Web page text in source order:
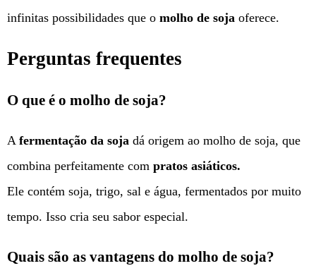
infinitas possibilidades que o molho de soja oferece.
Perguntas frequentes
O que é o molho de soja?
A fermentação da soja dá origem ao molho de soja, que
combina perfeitamente com pratos asiáticos.
Ele contém soja, trigo, sal e água, fermentados por muito
tempo. Isso cria seu sabor especial.
Quais são as vantagens do molho de soja?